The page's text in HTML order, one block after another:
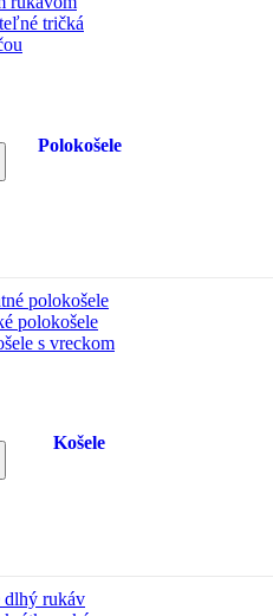
tričká
Polokošele
polokošele
polokošele
s vreckom
Košele
dlhý rukáv